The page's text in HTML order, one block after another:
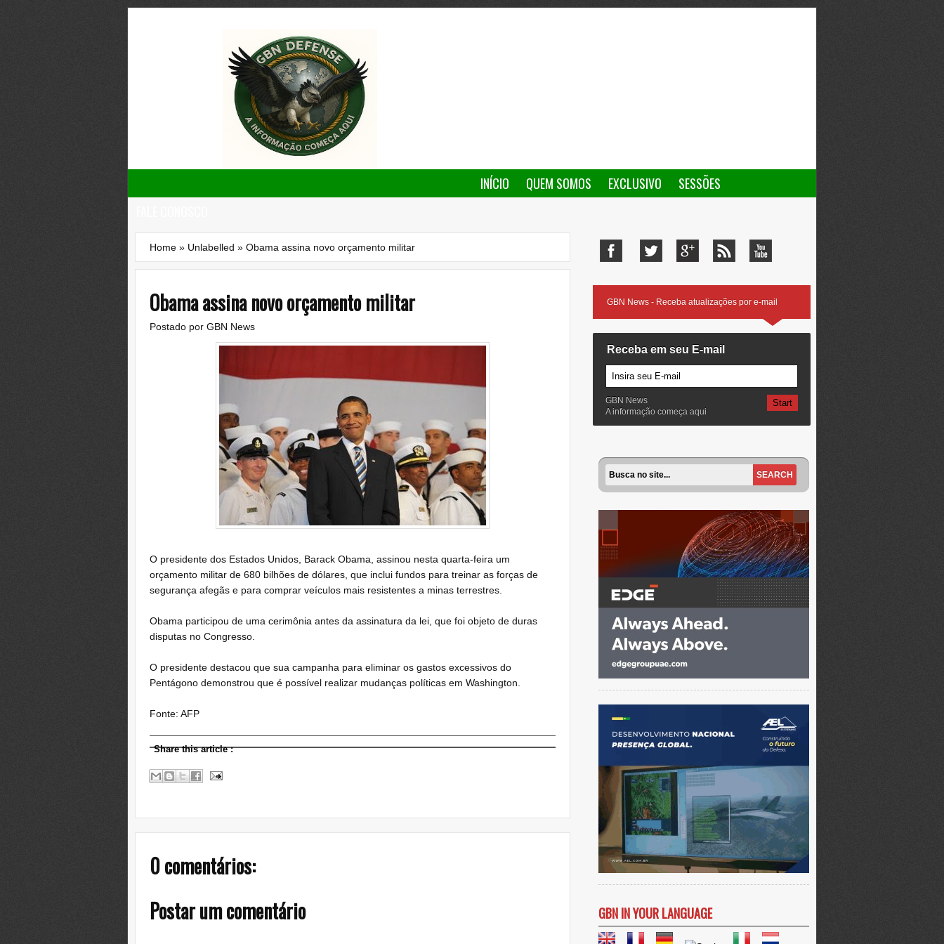
INÍCIO QUEM SOMOS EXCLUSIVO
SESSÕES
Home » Unlabelled » Obama assina novo orçamento militar
Obama assina novo orçamento militar
Postado por GBN News
O presidente dos Estados Unidos, Barack Obama, assinou nesta quarta-feira um
orçamento militar de 680 bilhões de dólares, que inclui fundos para treinar as forças de
segurança afegãs e para comprar veículos mais resistentes a minas terrestres.
Obama participou de uma cerimônia antes da assinatura da lei, que foi objeto de duras
disputas no Congresso.
O presidente destacou que sua campanha para eliminar os gastos excessivos do
Pentágono demonstrou que é possível realizar mudanças políticas em Washington.
Fonte: AFP
Share this article:
0 comentários:
Postar um comentário
GBN News - Receba atualizações por e-mail
Receba em seu E-mail
GBN News
A informação começa aqui
GBN IN YOUR LANGUAGE